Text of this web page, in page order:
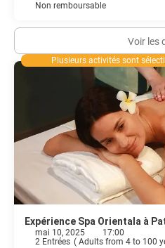
Non remboursable
Voir les
Plusieurs activités sont
Expérience Spa Orientala à
mai 10, 2025
17:00
2 Entrées ( Adults from 4 to 100